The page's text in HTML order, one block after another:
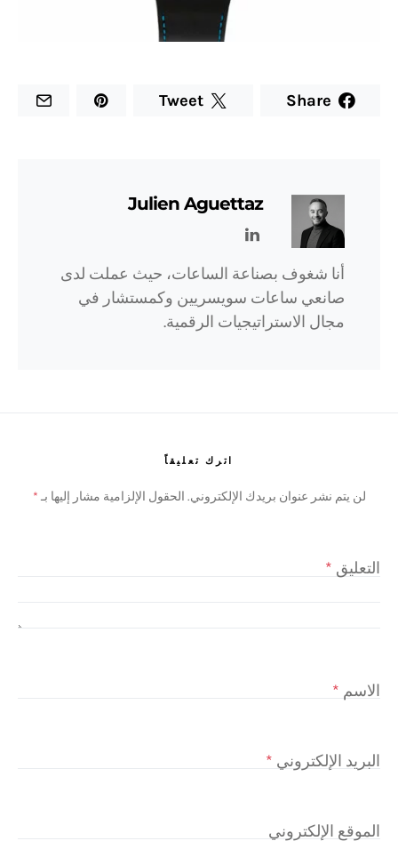
Share
Tweet
Julien Aguettaz
أنا شغوف بصناعة الساعات، حيث عملت لدى
صانعي ساعات سويسريين وكمستشار في
مجال الاستراتيجيات الرقمية.
اترك تعليقاً
لن يتم نشر عنوان بريدك الإلكتروني. الحقول الإلزامية مشار إليها بـ *
التعليق *
الاسم *
البريد الإلكتروني *
الموقع الإلكتروني